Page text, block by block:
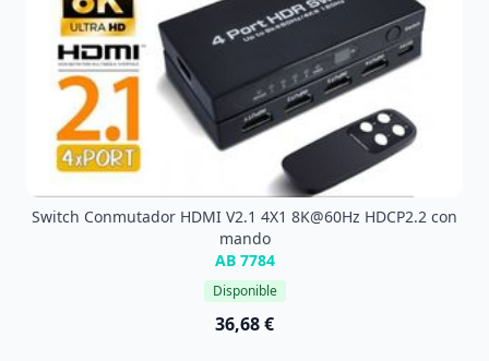
Switch Conmutador HDMI V2.1 4X1 8K@60Hz HDCP2.2 con
mando
AB 7784
Disponible
36,68 €